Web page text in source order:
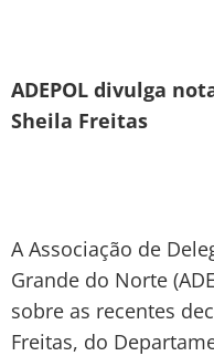
ADEPOL divulga
Sheila Freitas
A Associação de
Grande do Norte
sobre as recentes
Freitas, do